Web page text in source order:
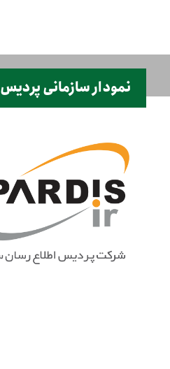
نمودار سازمانی پردیس